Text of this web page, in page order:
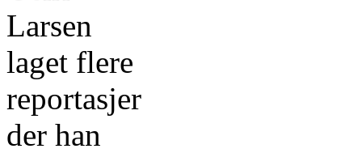
Larsen
laget flere
reportasjer
der han